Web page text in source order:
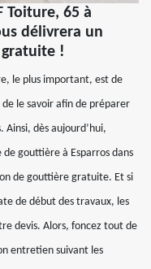
Toiture, 65 à
délivrera un
!
le plus important, est de
de le savoir afin de préparer
Ainsi, dès aujourd’hui,
gouttière à Esparros dans
de gouttière gratuite. Et si
de début des travaux, les
devis. Alors, foncez tout de
entretien suivant les